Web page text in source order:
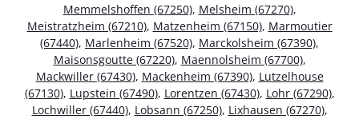
Memmelshoffen (67250), Melsheim (67270),
Meistratzheim (67210), Matzenheim (67150), Marmoutier
(67440), Marlenheim (67520), Marckolsheim (67390),
Maisonsgoutte (67220), Maennolsheim (67700),
Mackwiller (67430), Mackenheim (67390), Lutzelhouse
(67130), Lupstein (67490), Lorentzen (67430), Lohr (67290),
Lochwiller (67440), Lobsann (67250), Lixhausen (67270),